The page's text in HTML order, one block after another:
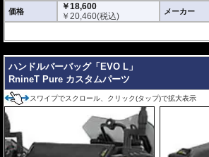
価格
￥18,600
￥20,460(税込) メーカー
ハンドルバーバッグ「EVO L」
RnineT Pure カスタムパーツ
スワイプでスクロール、クリック(タップ)で拡大表示